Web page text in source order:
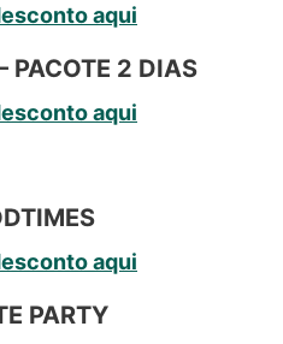
aqui
2 DIAS
aqui
aqui
PARTY